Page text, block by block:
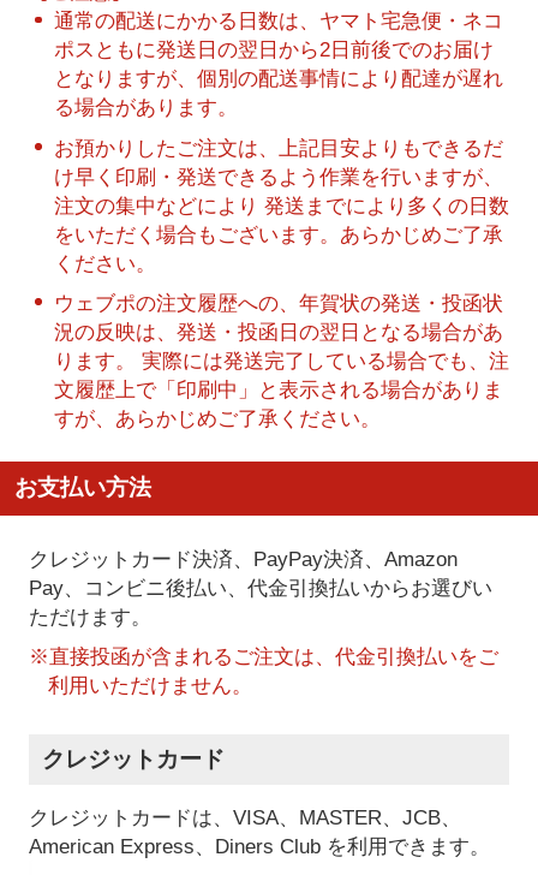
通常の配送にかかる日数は、ヤマト宅急便・ネコ
ポスともに発送日の翌日から2日前後でのお届け
となりますが、個別の配送事情により配達が遅れ
る場合があります。
お預かりしたご注文は、上記目安よりもできるだ
け早く印刷・発送できるよう作業を行いますが、
注文の集中などにより 発送までにより多くの日数
をいただく場合もございます。あらかじめご了承
ください。
ウェブポの注文履歴への、年賀状の発送・投函状
況の反映は、発送・投函日の翌日となる場合があ
ります。 実際には発送完了している場合でも、注
文履歴上で「印刷中」と表示される場合がありま
すが、あらかじめご了承ください。
お支払い方法
クレジットカード決済、PayPay決済、Amazon
Pay、コンビニ後払い、代金引換払いからお選びい
ただけます。
※直接投函が含まれるご注文は、代金引換払いをご
利用いただけません。
クレジットカード
クレジットカードは、VISA、MASTER、JCB、
American Express、Diners Club を利用できます。